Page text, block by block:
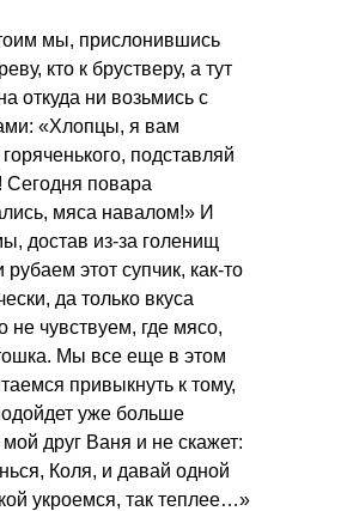
мы, прислонившись
кто к брустверу, а тут
откуда ни возьмись с
«Хлопцы, я вам
горяченького, подставляй
Сегодня повара
мяса навалом!» И
достав из-за голенищ
рубаем этот супчик, как-то
да только вкуса
не чувствуем, где мясо,
Мы все еще в этом
привыкнуть к тому,
уже больше
мой друг Ваня и не скажет:
Коля, и давай одной
укроемся, так теплее…»